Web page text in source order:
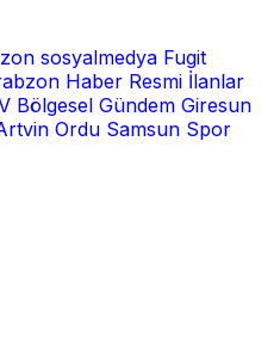
sosyalmedya Fugit
Haber Resmi İlanlar
Bölgesel Gündem Giresun
Ordu Samsun Spor